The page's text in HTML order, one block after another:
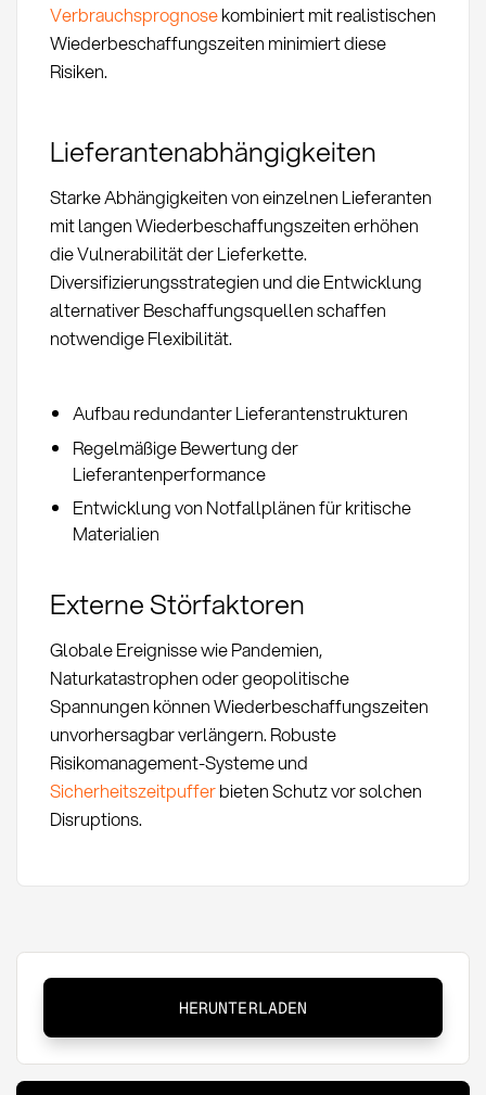
Verbrauchsprognosekombiniert mit realistischen
Wiederbeschaffungszeiten minimiert diese
Risiken.
Lieferantenabhängigkeiten
Starke Abhängigkeiten von einzelnen Lieferanten
mit langen Wiederbeschaffungszeiten erhöhen
die Vulnerabilität der Lieferkette.
Diversifizierungsstrategien und die Entwicklung
alternativer Beschaffungsquellen schaffen
notwendige Flexibilität.
Aufbau redundanter Lieferantenstrukturen
Regelmäßige Bewertung der
Lieferantenperformance
Entwicklung von Notfallplänen für kritische
Materialien
Externe Störfaktoren
Globale Ereignisse wie Pandemien,
Naturkatastrophen oder geopolitische
Spannungen können Wiederbeschaffungszeiten
unvorhersagbar verlängern. Robuste
Risikomanagement-Systeme und
Sicherheitszeitpufferbieten Schutz vor solchen
Disruptions.
Definition,
Berechnung
und
HERUNTERLADEN